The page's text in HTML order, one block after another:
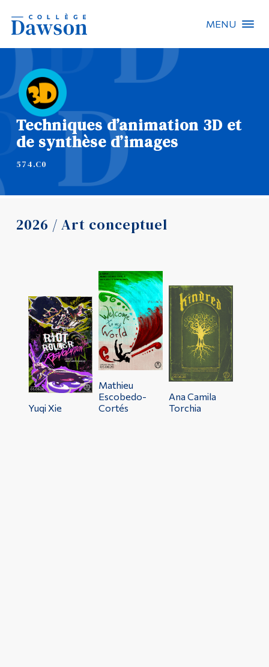
MENU
Techniques d’animation 3D et
de synthèse d’images
574.C0
2026 / Art conceptuel
Yuqi Xie
Mathieu
Escobedo-
Cortés
Ana Camila
Torchia
Recherche sur le site
Recherche de personnes
EN
À propos de Dawson
Omnivox
Liens rapides
Outils
Liens
Menu principal
Programmes
Formation continue
Admissions